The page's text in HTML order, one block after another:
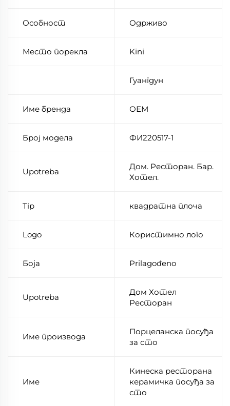
Особност Одрживо
Место порекла Kini
Гуангдун
Име бренда ОЕМ
Број модела ФИ220517-1
Upotreba
Дом. Ресторан. Бар.
Хотел.
Tip квадратна плоча
Logo Користимно лого
Боја Prilagođeno
Upotreba
Дом Хотел
Ресторан
Име производа
Порцеланска посуђа
за сто
Име
Кинеска ресторана
керамичка посуђа за
сто